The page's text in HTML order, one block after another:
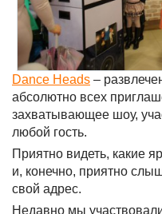
Dance Heads –
абсолютно всех
захватывающее шоу,
любой гость.
Приятно видеть, какие
и, конечно, приятно
свой адрес.
Недавно мы